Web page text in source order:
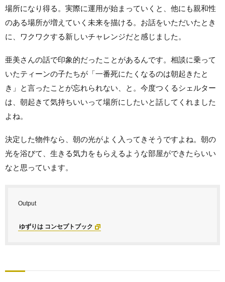
場所になり得る。実際に運用が始まっていくと、他にも親和性
のある場所が増えていく未来を描ける。お話をいただいたとき
に、ワクワクする新しいチャレンジだと感じました。
亜美さんの話で印象的だったことがあるんです。相談に乗って
いたティーンの子たちが「一番死にたくなるのは朝起きたと
き」と言ったことが忘れられない、と。今度つくるシェルター
は、朝起きて気持ちいいって場所にしたいと話してくれました
よね。
決定した物件なら、朝の光がよく入ってきそうですよね。朝の
光を浴びて、生きる気力をもらえるような部屋ができたらいい
なと思っています。
Output
ゆずりは コンセプトブック